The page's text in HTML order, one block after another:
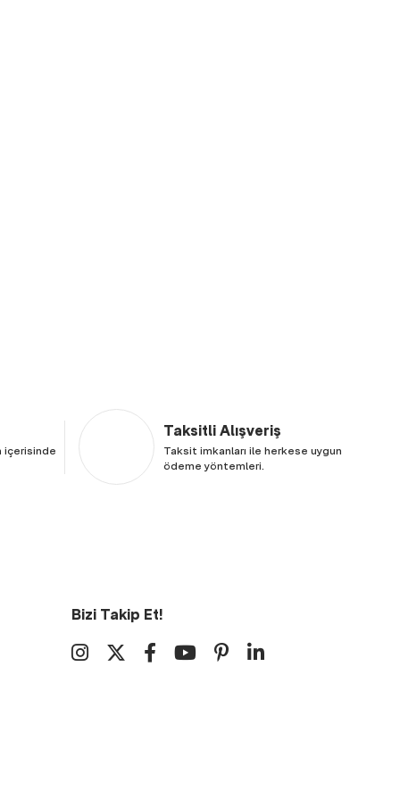
içerisinde
Taksitli Alışveriş
Taksit imkanları ile herkese uygun
ödeme yöntemleri.
Bizi Takip Et!